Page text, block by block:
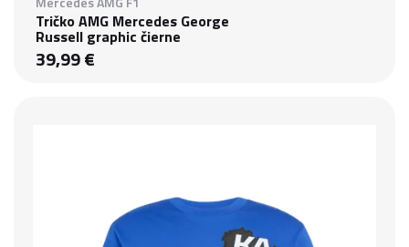
Tričko AMG Mercedes George
Russell graphic čierne
39,99 €